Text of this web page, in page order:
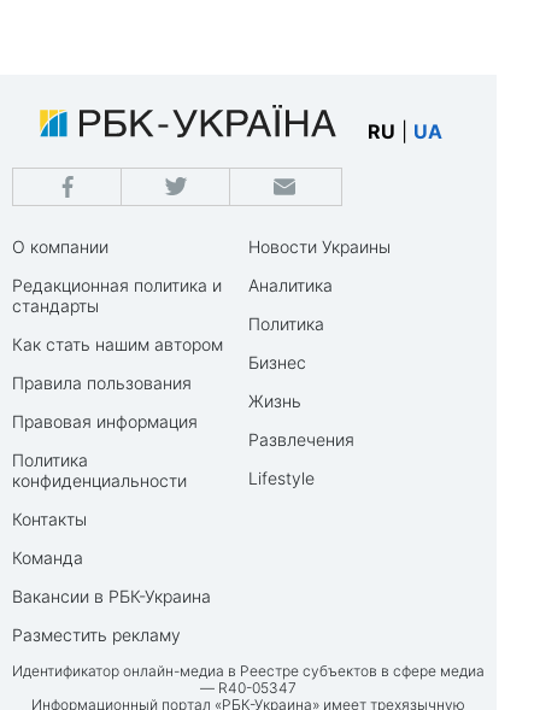
RU UA
О компании
Редакционная политика и
стандарты
Как стать нашим автором
Правила пользования
Правовая информация
Политика
конфиденциальности
Контакты
Команда
Вакансии в РБК-Украина
Разместить рекламу
Новости Украины
Аналитика
Политика
Бизнес
Жизнь
Развлечения
Lifestyle
Идентификатор онлайн-медиа в Реестре субъектов в сфере медиа
— R40-05347
Информационный портал «РБК-Украина» имеет трехязычную